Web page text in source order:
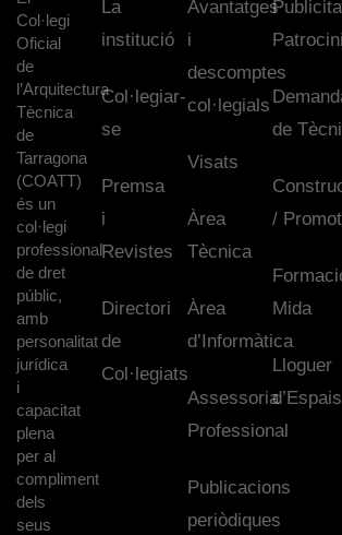
Col·legi
Oficial
de
l’Arquitectura
Tècnica
de
Tarragona
(COATT)
és un
col·legi
professional
de dret
públic,
amb
personalitat
jurídica
i
capacitat
plena
per al
compliment
dels
seus
La
institució
Col·legiar-
se
Premsa
i
Revistes
Directori
de
Col·legiats
Avantatges
i
descomptes
col·legials
Visats
Àrea
Tècnica
Àrea
d’Informàtica
Assessoria
Professional
Publicacions
periòdiques
de
/
Mida
Lloguer
d’Espais